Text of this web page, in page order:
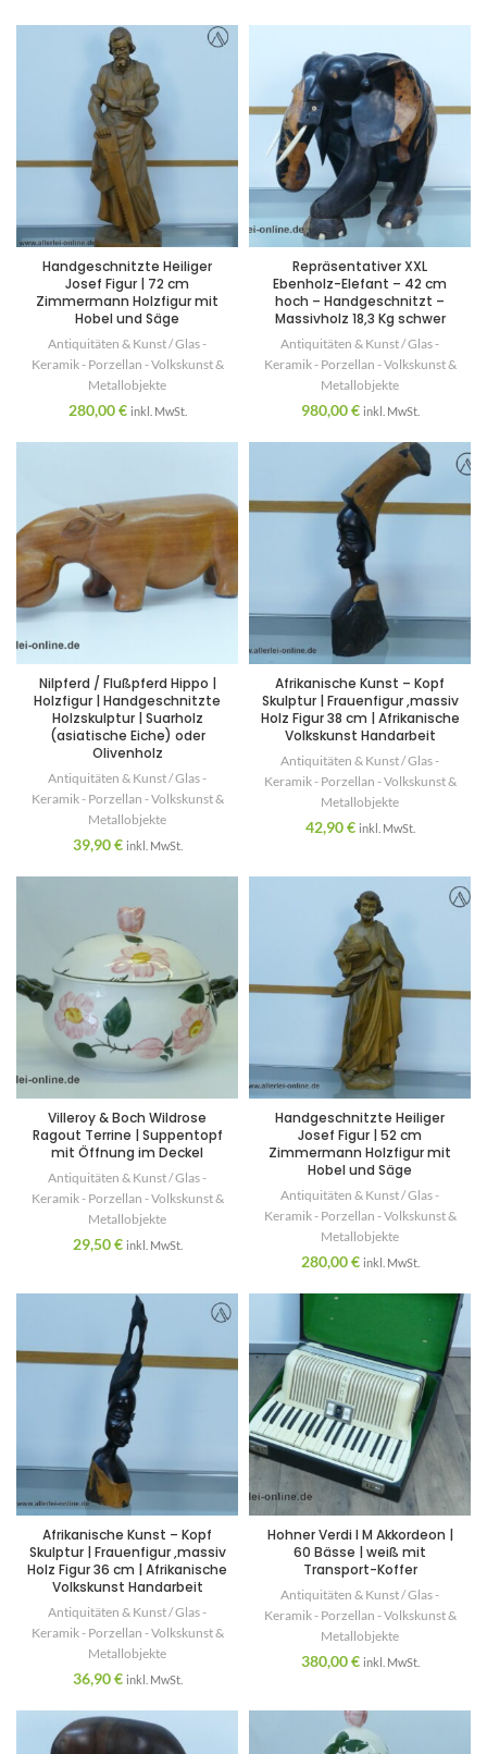
Handgeschnitzte Heiliger
Josef Figur | 72 cm
Zimmermann Holzfigur mit
Hobel und Säge
Antiquitäten & Kunst / Glas -
Keramik - Porzellan - Volkskunst &
Metallobjekte
280,00€ inkl. MwSt.
Repräsentativer XXL
Ebenholz-Elefant – 42 cm
hoch – Handgeschnitzt –
Massivholz 18,3 Kg schwer
Antiquitäten & Kunst / Glas -
Keramik - Porzellan - Volkskunst &
Metallobjekte
980,00€ inkl. MwSt.
Nilpferd / Flußpferd Hippo |
Holzfigur | Handgeschnitzte
Holzskulptur | Suarholz
(asiatische Eiche) oder
Olivenholz
Antiquitäten & Kunst / Glas -
Keramik - Porzellan - Volkskunst &
Metallobjekte
39,90€ inkl. MwSt.
Afrikanische Kunst – Kopf
Skulptur | Frauenfigur ,massiv
Holz Figur 38 cm | Afrikanische
Volkskunst Handarbeit
Antiquitäten & Kunst / Glas -
Keramik - Porzellan - Volkskunst &
Metallobjekte
42,90€ inkl. MwSt.
Villeroy & Boch Wildrose
Ragout Terrine | Suppentopf
mit Öffnung im Deckel
Antiquitäten & Kunst / Glas -
Keramik - Porzellan - Volkskunst &
Metallobjekte
29,50€ inkl. MwSt.
Handgeschnitzte Heiliger
Josef Figur | 52 cm
Zimmermann Holzfigur mit
Hobel und Säge
Antiquitäten & Kunst / Glas -
Keramik - Porzellan - Volkskunst &
Metallobjekte
280,00€ inkl. MwSt.
Afrikanische Kunst – Kopf
Skulptur | Frauenfigur ,massiv
Holz Figur 36 cm | Afrikanische
Volkskunst Handarbeit
Antiquitäten & Kunst / Glas -
Keramik - Porzellan - Volkskunst &
Metallobjekte
36,90€ inkl. MwSt.
Hohner Verdi I M Akkordeon |
60 Bässe | weiß mit
Transport-Koffer
Antiquitäten & Kunst / Glas -
Keramik - Porzellan - Volkskunst &
Metallobjekte
380,00€ inkl. MwSt.